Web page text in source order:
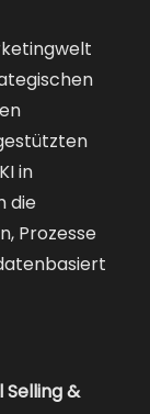
in
die
Prozesse
Selling &